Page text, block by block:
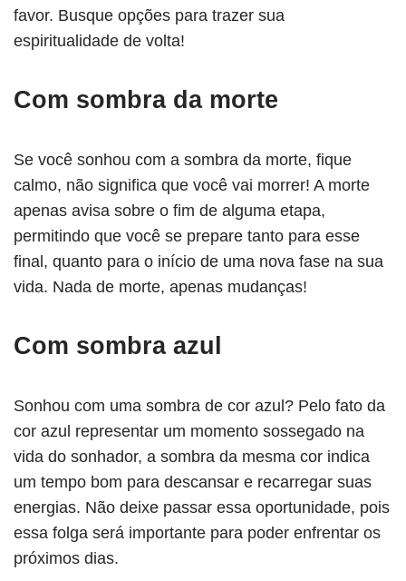
favor. Busque opções para trazer sua
espiritualidade de volta!
Com sombra da morte
Se você sonhou com a sombra da morte, fique
calmo, não significa que você vai morrer! A morte
apenas avisa sobre o fim de alguma etapa,
permitindo que você se prepare tanto para esse
final, quanto para o início de uma nova fase na sua
vida. Nada de morte, apenas mudanças!
Com sombra azul
Sonhou com uma sombra de cor azul? Pelo fato da
cor azul representar um momento sossegado na
vida do sonhador, a sombra da mesma cor indica
um tempo bom para descansar e recarregar suas
energias. Não deixe passar essa oportunidade, pois
essa folga será importante para poder enfrentar os
próximos dias.